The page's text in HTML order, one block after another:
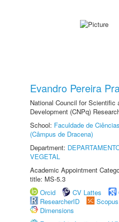
Evandro Pereira
National Council for Scientific
Development (CNPq)
School: Faculdade de
(Câmpus de Dracena)
Department:
VEGETAL
Academic Appointment
title: MS-5.3
Orcid
CV Lattes
ResearcherID
Scopus
Dimensions